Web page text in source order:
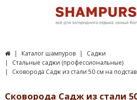
Каталог шампуров
Саджи
Стальные саджи (профессиональные)
Сковорода Садж из стали 50 см на
Сковорода Садж из стали